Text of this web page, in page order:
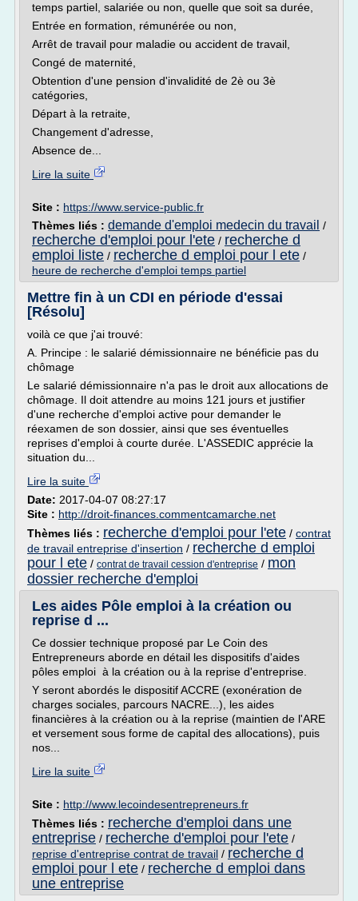
temps partiel, salariée ou non, quelle que soit sa durée,
Entrée en formation, rémunérée ou non,
Arrêt de travail pour maladie ou accident de travail,
Congé de maternité,
Obtention d'une pension d'invalidité de 2è ou 3è
catégories,
Départ à la retraite,
Changement d'adresse,
Absence de...
Lire la suite
Site : https://www.service-public.fr
Thèmes liés : demande d'emploi medecin du travail /
recherche d'emploi pour l'ete / recherche d
emploi liste / recherche d emploi pour l ete /
heure de recherche d'emploi temps partiel
Mettre fin à un CDI en période d'essai
[Résolu]
voilà ce que j'ai trouvé:
A. Principe : le salarié démissionnaire ne bénéficie pas du
chômage
Le salarié démissionnaire n'a pas le droit aux allocations de
chômage. Il doit attendre au moins 121 jours et justifier
d'une recherche d'emploi active pour demander le
réexamen de son dossier, ainsi que ses éventuelles
reprises d'emploi à courte durée. L'ASSEDIC apprécie la
situation du...
Lire la suite
Date: 2017-04-07 08:27:17
Site : http://droit-finances.commentcamarche.net
Thèmes liés : recherche d'emploi pour l'ete / contrat
de travail entreprise d'insertion / recherche d emploi
pour l ete / contrat de travail cession d'entreprise / mon
dossier recherche d'emploi
Les aides Pôle emploi à la création ou
reprise d ...
Ce dossier technique proposé par Le Coin des
Entrepreneurs aborde en détail les dispositifs d'aides
pôles emploi à la création ou à la reprise d'entreprise.
Y seront abordés le dispositif ACCRE (exonération de
charges sociales, parcours NACRE...), les aides
financières à la création ou à la reprise (maintien de l'ARE
et versement sous forme de capital des allocations), puis
nos...
Lire la suite
Site : http://www.lecoindesentrepreneurs.fr
Thèmes liés : recherche d'emploi dans une
entreprise / recherche d'emploi pour l'ete /
reprise d'entreprise contrat de travail / recherche d
emploi pour l ete / recherche d emploi dans
une entreprise